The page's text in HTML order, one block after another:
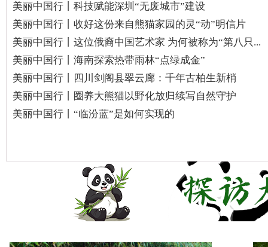
美丽中国行丨科技赋能深圳“无废城市”建设
美丽中国行丨收好这份来自熊猫家园的灵“动”明信片
美丽中国行丨这位俄裔中国艺术家 为何被称为“第八只...
美丽中国行丨海南探索热带雨林“点绿成金”
美丽中国行丨四川剑阁县翠云廊：千年古柏生新梢
美丽中国行丨圈养大熊猫以野化放归续写自然守护
美丽中国行丨“临汾蓝”是如何实现的